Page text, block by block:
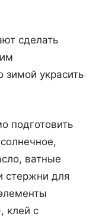
сделать
украсить
подготовить
ватные
стержни для
клей с